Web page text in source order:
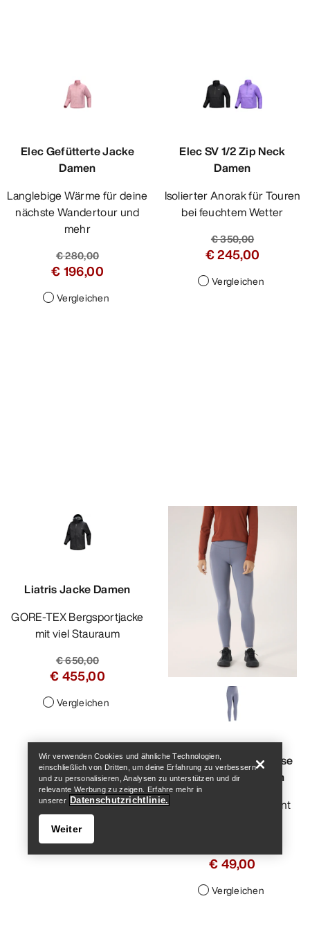
Help
Elec Gefütterte Jacke
Damen
Langlebige Wärme für deine
nächste Wandertour und
mehr
€ 280,00
€ 196,00
Vergleichen
Elec SV 1/2 Zip Neck
Damen
Isolierter Anorak für Touren
bei feuchtem Wetter
€ 350,00
€ 245,00
Vergleichen
Liatris Jacke Damen
GORE-TEX Bergsportjacke
mit viel Stauraum
€ 650,00
€ 455,00
Vergleichen
Essent Warm High Rise
Legging 26" Damen
€ 49,00
Vergleichen
Wir verwenden Cookies und ähnliche Technologien,
einschließlich von Dritten, um deine Erfahrung zu verbessern
und zu personalisieren, Analysen zu unterstützen und dir
relevante Werbung zu zeigen. Erfahre mehr in
unserer Datenschutzrichtlinie.
Weiter